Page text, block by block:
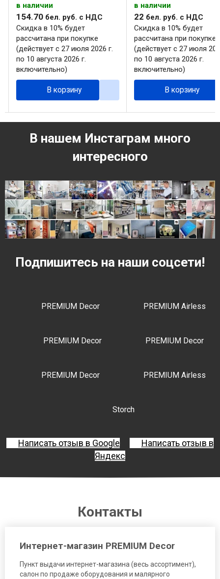
в наличии
154.70 бел. руб. с НДС
Скидка в 10% будет
рассчитана при покупке
(действует с 27 июля 2026 г.
по 10 августа 2026 г.
включительно)
В корзину
в наличии
22 бел. руб. с НДС
Скидка в 10% будет
рассчитана при покупке
(действует с 27 июля
по 10 августа 2026 г.
включительно)
В корзину
В нашем Инстаграм много
интересного
Подпишитесь на наши соцсети!
PREMIUM Decor PREMIUM Airless
PREMIUM Decor PREMIUM Decor
PREMIUM Decor PREMIUM Airless
Storch
Написать отзыв в Google
Написать отзыв в
Яндекс
Контакты
Интернет-магазин PREMIUM Decor
Пункт выдачи интернет-магазина (весь ассортимент),
салон по продаже оборудования и малярного